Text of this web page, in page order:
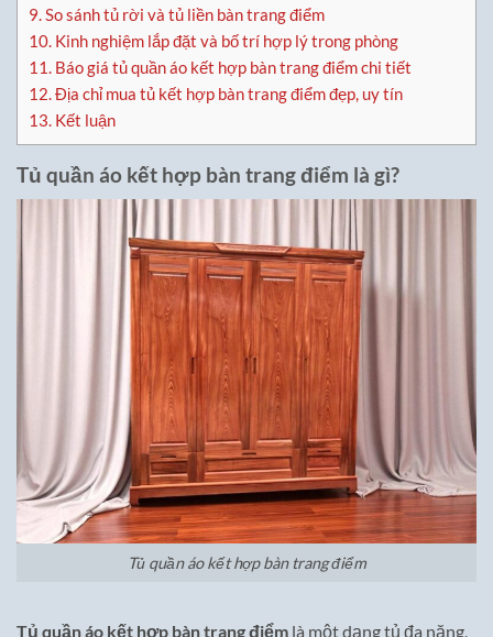
9.So sánh tủ rời và tủ liền bàn trang điểm
10. Kinh nghiệm lắp đặt và bố trí hợp lý trong phòng
11. Báo giá tủ quần áo kết hợp bàn trang điểm chi tiết
12.Địa chỉ mua tủ kết hợp bàn trang điểm đẹp, uy tín
13. Kết luận
Tủ quần áo kết hợp bàn trang điểm là gì?
Tủ quần áo kết hợp bàn trang điểm
Tủ quần áo kết hợp bàn trang điểm là một dạng tủ đa năng,